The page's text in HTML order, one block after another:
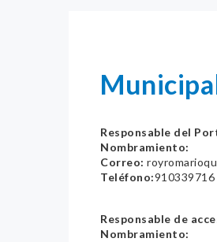
Responsable del
Nombramiento:
Correo:
Teléfono:910339716
Responsable de
Nombramiento: